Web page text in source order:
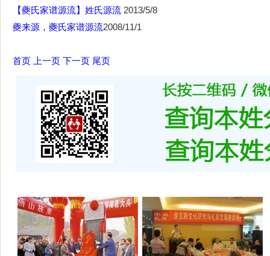
【夔氏家谱源流】姓氏源流 2013/5/8
夔来源，夔氏家谱源流2008/11/1
首页 上一页 下一页 尾页